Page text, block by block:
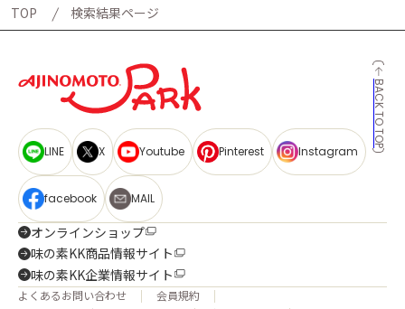
TOP 検索結果ページ
BACK TO TOP
LINE X Youtube Pinterest Instagram
facebook MAIL
オンラインショップ
味の素KK商品情報サイト
味の素KK企業情報サイト
よくあるお問い合わせ
会員規約